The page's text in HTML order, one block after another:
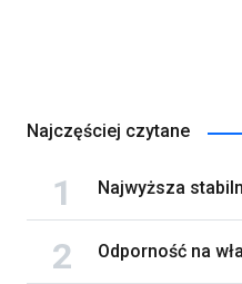
Najczęściej czytane
Najwyższa
Odporność na